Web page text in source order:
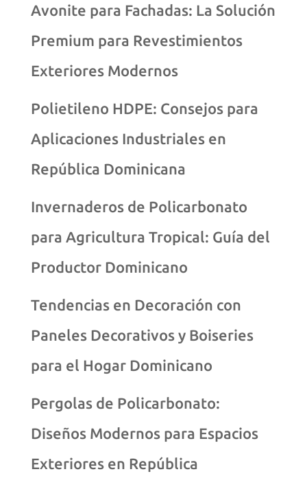
Avonite para Fachadas: La Solución
Premium para Revestimientos
Exteriores Modernos
Polietileno HDPE: Consejos para
Aplicaciones Industriales en
República Dominicana
Invernaderos de Policarbonato
para Agricultura Tropical: Guía del
Productor Dominicano
Tendencias en Decoración con
Paneles Decorativos y Boiseries
para el Hogar Dominicano
Pergolas de Policarbonato:
Diseños Modernos para Espacios
Exteriores en República